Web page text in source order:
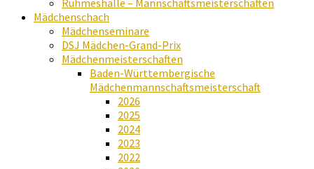
Ruhmeshalle – Mannschaftsmeisterschaften
Mädchenschach
Mädchenseminare
DSJ Mädchen-Grand-Prix
Mädchenmeisterschaften
Baden-Württembergische
Mädchenmannschaftsmeisterschaft
2026
2025
2024
2023
2022